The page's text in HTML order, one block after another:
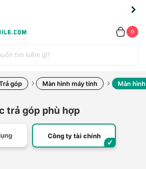
0
góp Màn hình máy tính Màn
trả góp phù hợp
Công ty tài chính